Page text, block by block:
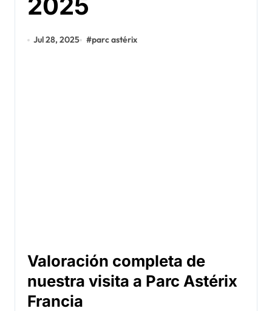
Jul 28, 2025 #parc astérix
Valoración completa de
nuestra visita a Parc Astérix
Francia